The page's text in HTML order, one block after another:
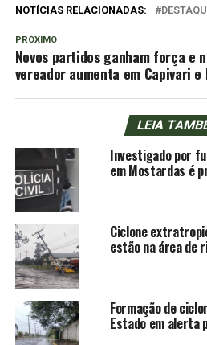
NOTÍCIAS RELACIONADAS:
PRÓXIMO
Novos partidos ganham força e
vereador aumenta em Capivari e
LEIA
Investigado por
em Mostardas é
Ciclone
estão na área de
Formação de
Estado em alerta